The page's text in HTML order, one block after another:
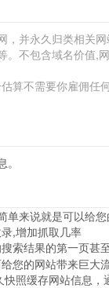
并永久归类相关
。不包含域名价值
算不需要你雇佣任
单来说就是可以给
,增加抓取几率
索结果的第一页甚
您的网站带来巨大
照缓存网站信息